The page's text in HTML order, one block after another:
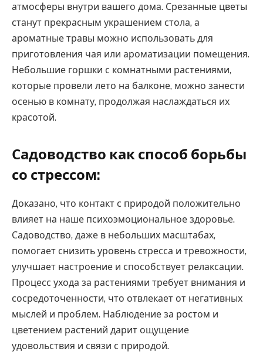
атмосферы внутри вашего дома. Срезанные цветы
станут прекрасным украшением стола, а
ароматные травы можно использовать для
приготовления чая или ароматизации помещения.
Небольшие горшки с комнатными растениями,
которые провели лето на балконе, можно занести
осенью в комнату, продолжая наслаждаться их
красотой.
Садоводство как способ борьбы
со стрессом:
Доказано, что контакт с природой положительно
влияет на наше психоэмоциональное здоровье.
Садоводство, даже в небольших масштабах,
помогает снизить уровень стресса и тревожности,
улучшает настроение и способствует релаксации.
Процесс ухода за растениями требует внимания и
сосредоточенности, что отвлекает от негативных
мыслей и проблем. Наблюдение за ростом и
цветением растений дарит ощущение
удовольствия и связи с природой.